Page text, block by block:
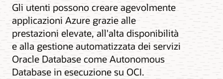
Gli utenti possono creare agevolmente
applicazioni Azure grazie alle
prestazioni elevate, all'alta disponibilità
e alla gestione automatizzata dei servizi
Oracle Database come Autonomous
Database in esecuzione su OCI.